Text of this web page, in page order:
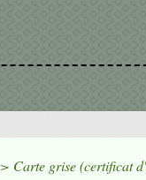
> Carte grise (certificat